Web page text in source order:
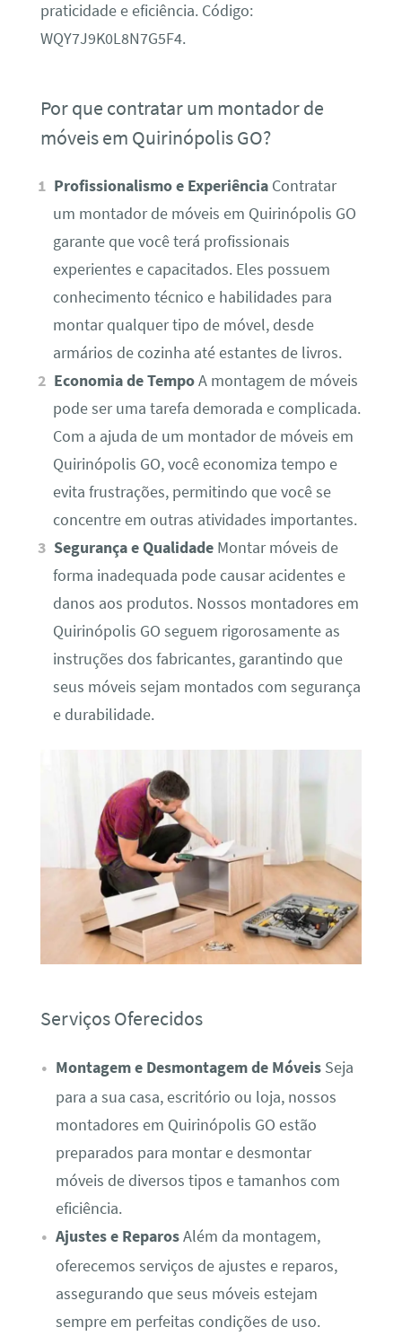
praticidade e eficiência. Código:
WQY7J9K0L8N7G5F4.
Por que contratar um montador de
móveis em Quirinópolis GO?
Profissionalismo e Experiência Contratar
um montador de móveis em Quirinópolis GO
garante que você terá profissionais
experientes e capacitados. Eles possuem
conhecimento técnico e habilidades para
montar qualquer tipo de móvel, desde
armários de cozinha até estantes de livros.
Economia de TempoA montagem de móveis
pode ser uma tarefa demorada e complicada.
Com a ajuda de um montador de móveis em
Quirinópolis GO, você economiza tempo e
evita frustrações, permitindo que você se
concentre em outras atividades importantes.
Segurança e Qualidade Montar móveis de
forma inadequada pode causar acidentes e
danos aos produtos. Nossos montadores em
Quirinópolis GO seguem rigorosamente as
instruções dos fabricantes, garantindo que
seus móveis sejam montados com segurança
e durabilidade.
Serviços Oferecidos
Montagem e Desmontagem de MóveisSeja
para a sua casa, escritório ou loja, nossos
montadores em Quirinópolis GO estão
preparados para montar e desmontar
móveis de diversos tipos e tamanhos com
eficiência.
Ajustes e ReparosAlém da montagem,
oferecemos serviços de ajustes e reparos,
assegurando que seus móveis estejam
sempre em perfeitas condições de uso.